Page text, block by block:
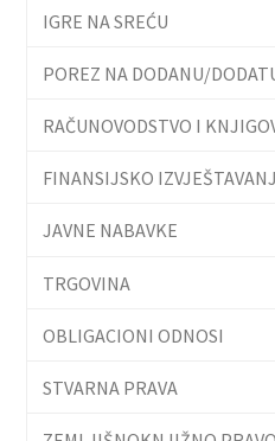
IGRE NA SREĆU
POREZ NA DODANU/
RAČUNOVODSTVO I
FINANSIJSKO
JAVNE NABAVKE
TRGOVINA
OBLIGACIONI ODNOSI
STVARNA PRAVA